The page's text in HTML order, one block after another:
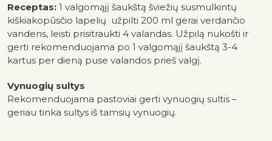
Receptas: 1 valgomąjį šaukštą šviežių susmulkintų
kiškiakopūsčio lapelių užpilti 200 ml gerai verdančio
vandens, leisti prisitraukti 4 valandas. Užpilą nukošti ir
gerti rekomenduojama po 1 valgomąjį šaukštą 3-4
kartus per dieną puse valandos prieš valgį.
Vynuogių sultys
Rekomenduojama pastoviai gerti vynuogių sultis –
geriau tinka sultys iš tamsių vynuogių.